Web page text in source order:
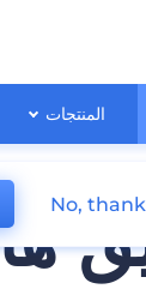
المنتجات
No,